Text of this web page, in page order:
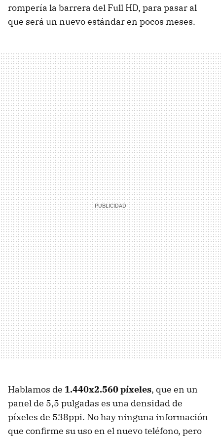
rompería la barrera del Full HD, para pasar al
que será un nuevo estándar en pocos meses.
Hablamos de 1.440x2.560 píxeles, que en un
panel de 5,5 pulgadas es una densidad de
píxeles de 538ppi. No hay ninguna información
que confirme su uso en el nuevo teléfono, pero